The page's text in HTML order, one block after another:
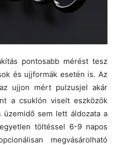
pontosabb mérést tesz
és ujjformák esetén is. Az
ujjon mért pulzusjel akár
a csuklón viselt eszközök
üzemidő sem lett áldozata a
töltéssel 6-9 napos
megvásárolható